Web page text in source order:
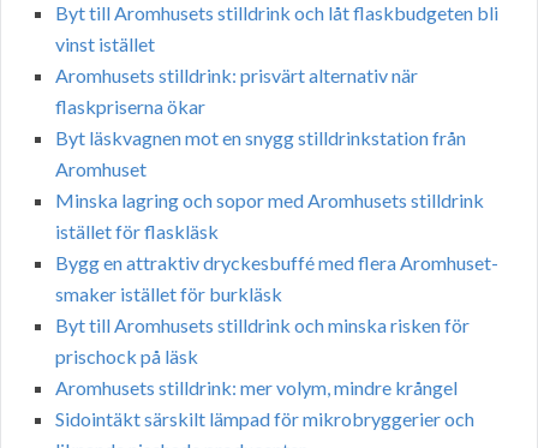
Byt till Aromhusets stilldrink och låt flaskbudgeten bli
vinst istället
Aromhusets stilldrink: prisvärt alternativ när
flaskpriserna ökar
Byt läskvagnen mot en snygg stilldrinkstation från
Aromhuset
Minska lagring och sopor med Aromhusets stilldrink
istället för flaskläsk
Bygg en attraktiv dryckesbuffé med flera Aromhuset-
smaker istället för burkläsk
Byt till Aromhusets stilldrink och minska risken för
prischock på läsk
Aromhusets stilldrink: mer volym, mindre krångel
Sidointäkt särskilt lämpad för mikrobryggerier och